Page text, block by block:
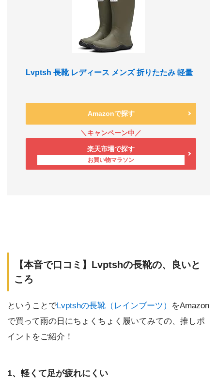
Lvptsh 長靴 レディース メンズ 折りたたみ 軽量
Amazonで探す
楽天市場で探す
【本音で口コミ】Lvptshの長靴の、良いと
ころ
ということでLvptshの長靴（レインブーツ）
をAmazon
で買って雨の日にちょくちょく履いてみての、推しポ
イントをご紹介！
1、軽くて足が疲れにくい